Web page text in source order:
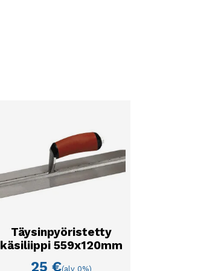
Täysinpyöristetty
käsiliippi 559x120mm
25€(alv 0%)